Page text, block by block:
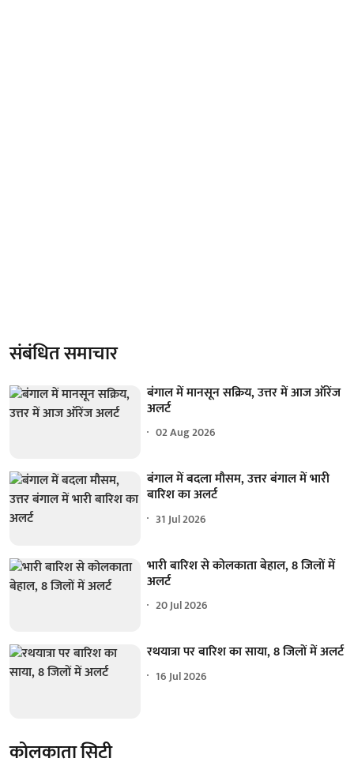
संबंधित समाचार
बंगाल में मानसून सक्रिय, उत्तर में आज ऑरेंज
अलर्ट
02 Aug 2026
बंगाल में बदला मौसम, उत्तर बंगाल में भारी
बारिश का अलर्ट
31 Jul 2026
भारी बारिश से कोलकाता बेहाल, 8 जिलों में
अलर्ट
20 Jul 2026
रथयात्रा पर बारिश का साया, 8 जिलों में अलर्ट
16 Jul 2026
कोलकाता सिटी